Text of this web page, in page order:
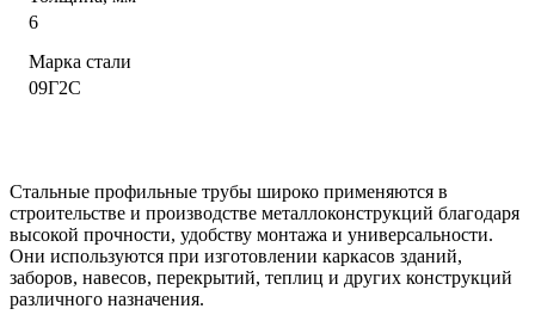
6
Марка стали
09Г2С
Стальные профильные трубы широко применяются в
строительстве и производстве металлоконструкций благодаря
высокой прочности, удобству монтажа и универсальности.
Они используются при изготовлении каркасов зданий,
заборов, навесов, перекрытий, теплиц и других конструкций
различного назначения.